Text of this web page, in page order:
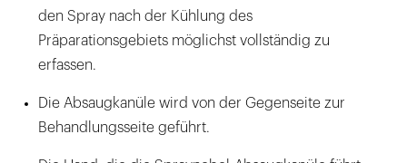
den Spray nach der Kühlung des
Präparationsgebiets möglichst vollständig zu
erfassen.
Die Absaugkanüle wird von der Gegenseite zur
Behandlungsseite geführt.